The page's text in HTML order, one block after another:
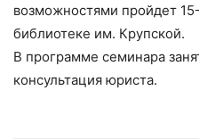
возможностями пройдет
библиотеке им. Крупской.
В программе семинара
консультация юриста.